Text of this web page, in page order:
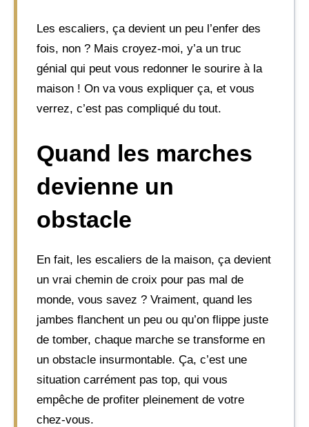
Les escaliers, ça devient un peu l’enfer des
fois, non ? Mais croyez-moi, y’a un truc
génial qui peut vous redonner le sourire à la
maison ! On va vous expliquer ça, et vous
verrez, c’est pas compliqué du tout.
Quand les marches
devienne un
obstacle
En fait, les escaliers de la maison, ça devient
un vrai chemin de croix pour pas mal de
monde, vous savez ? Vraiment, quand les
jambes flanchent un peu ou qu’on flippe juste
de tomber, chaque marche se transforme en
un obstacle insurmontable. Ça, c’est une
situation carrément pas top, qui vous
empêche de profiter pleinement de votre
chez-vous.